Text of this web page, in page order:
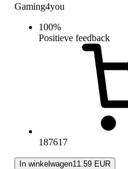
Gaming4you
100%
Positieve feedback
187617
In winkelwagen11.59 EUR